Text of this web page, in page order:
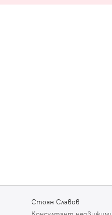
Стоян Славов